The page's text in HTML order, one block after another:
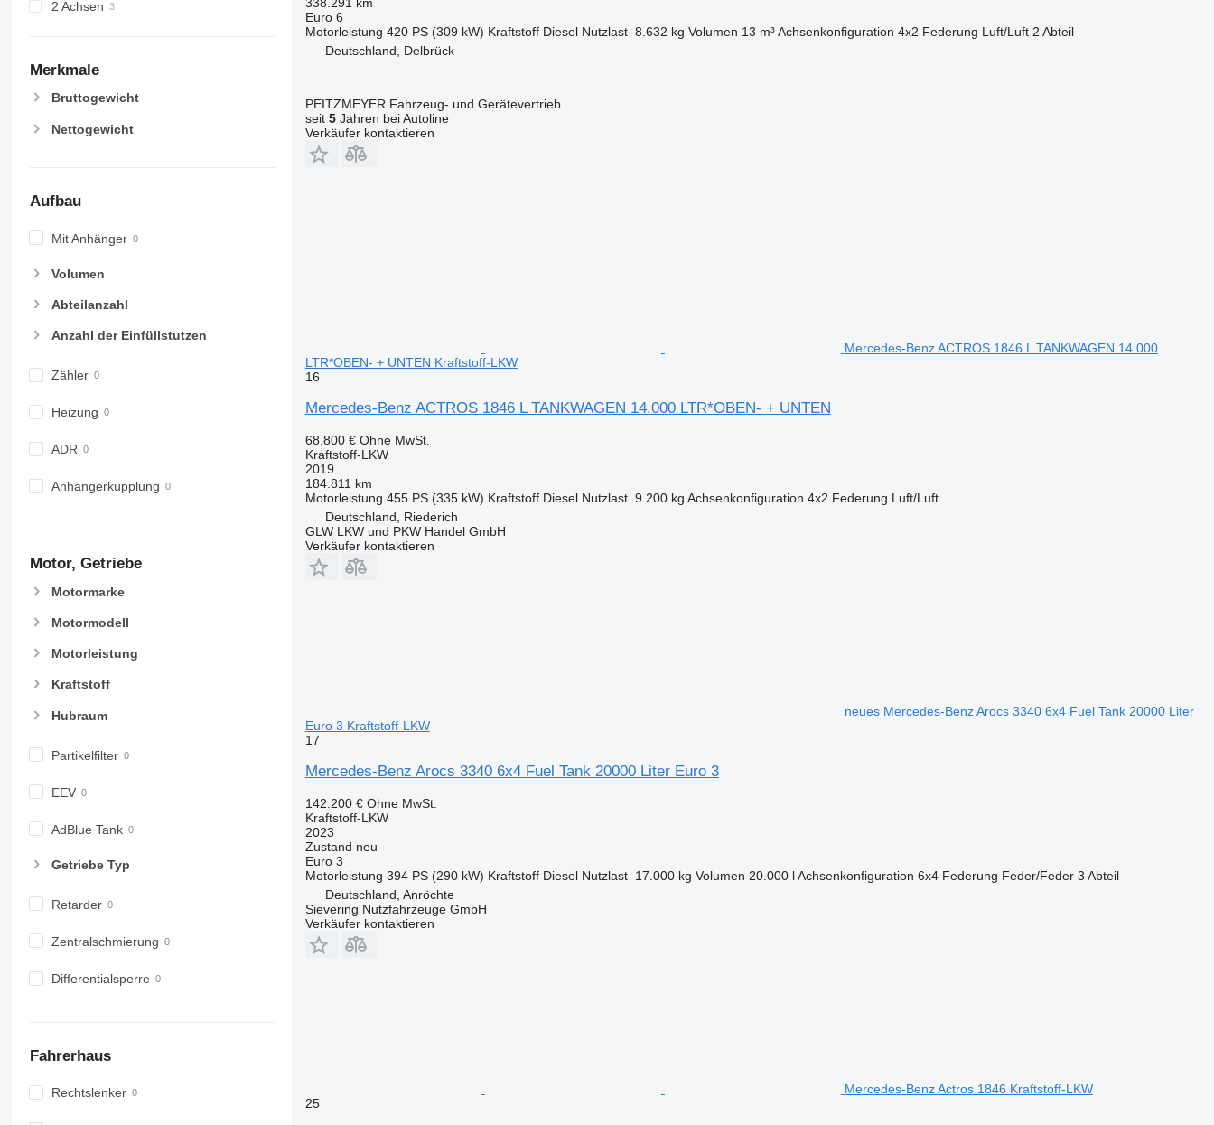
2 Achsen
Merkmale
Bruttogewicht
Nettogewicht
Aufbau
Mit Anhänger
Volumen
Abteilanzahl
Anzahl der Einfüllstutzen
Zähler
Heizung
ADR
Anhängerkupplung
Motor, Getriebe
Motormarke
Motormodell
Motorleistung
Kraftstoff
Hubraum
Partikelfilter
EEV
AdBlue Tank
Getriebe Typ
Retarder
Zentralschmierung
Differentialsperre
Fahrerhaus
Rechtslenker
Euro 6
Motorleistung 420 PS (309 kW) Kraftstoff Diesel Nutzlast 8.632 kg Volumen 13 m³ Achsenkonfiguration 4x2 Federung Luft/Luft 2 Abteil
Deutschland, Delbrück
PEITZMEYER Fahrzeug- und Gerätevertrieb
seit 5Jahren bei Autoline
Verkäufer kontaktieren
Mercedes-Benz ACTROS 1846 L TANKWAGEN 14.000
LTR*OBEN- + UNTEN Kraftstoff-LKW
16
Mercedes-Benz ACTROS 1846 L TANKWAGEN 14.000 LTR*OBEN- + UNTEN
68.800 € Ohne MwSt.
Kraftstoff-LKW
2019
184.811 km
Motorleistung 455 PS (335 kW) Kraftstoff Diesel Nutzlast 9.200 kg Achsenkonfiguration 4x2 Federung Luft/Luft
Deutschland, Riederich
GLW LKW und PKW Handel GmbH
Verkäufer kontaktieren
neues Mercedes-Benz Arocs 3340 6x4 Fuel Tank 20000 Liter
Euro 3 Kraftstoff-LKW
17
Mercedes-Benz Arocs 3340 6x4 Fuel Tank 20000 Liter Euro 3
142.200 € Ohne MwSt.
Kraftstoff-LKW
2023
Zustand neu
Euro 3
Motorleistung 394 PS (290 kW) Kraftstoff Diesel Nutzlast 17.000 kg Volumen 20.000 l Achsenkonfiguration 6x4 Federung Feder/Feder 3 Abteil
Deutschland, Anröchte
Sievering Nutzfahrzeuge GmbH
Verkäufer kontaktieren
Mercedes-Benz Actros 1846 Kraftstoff-LKW
25